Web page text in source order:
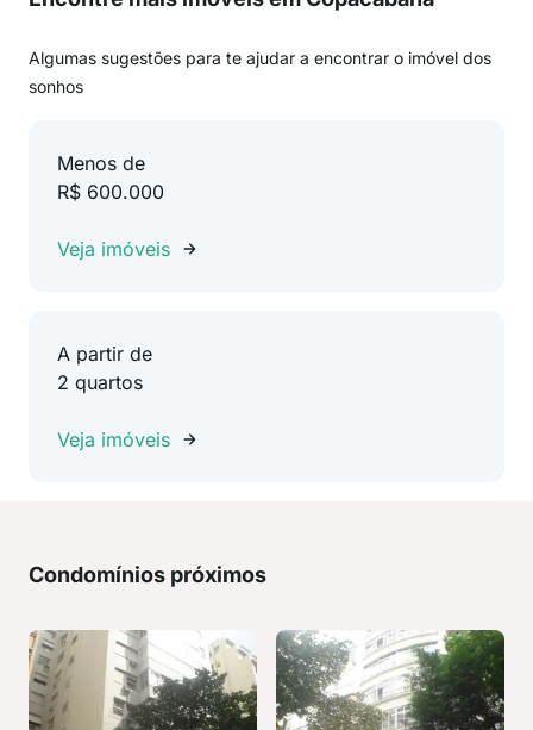
Algumas sugestões para te ajudar a encontrar o imóvel dos
sonhos
Menos de
R$ 600.000
Veja imóveis
A partir de
2 quartos
Veja imóveis
Condomínios próximos